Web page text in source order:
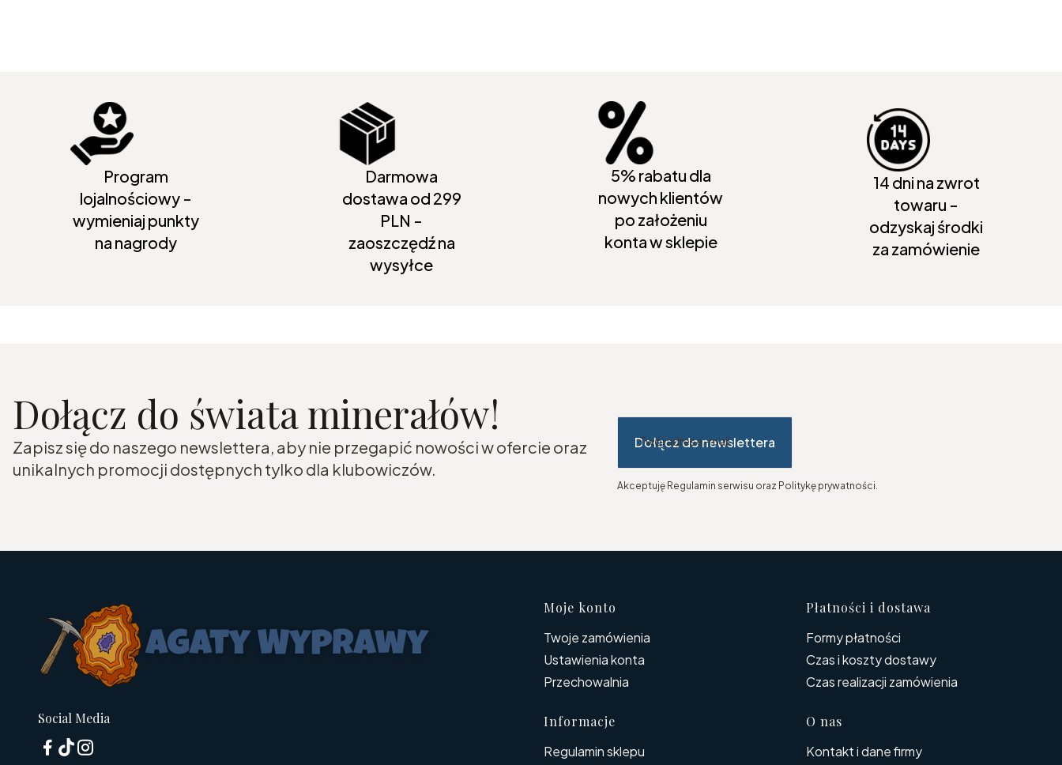
Program
lojalnościowy -
wymieniaj punkty
na nagrody
Darmowa
dostawa od 299
PLN -
zaoszczędź na
wysyłce
5% rabatu dla
nowych klientów
po założeniu
konta w sklepie
14 dni na zwrot
towaru -
odzyskaj środki
za zamówienie
Dołącz do świata minerałów!
Zapisz się do naszego newslettera, aby nie przegapić nowości w ofercie oraz
unikalnych promocji dostępnych tylko dla klubowiczów.
Twój adres e-mail
Dołącz do newslettera
Akceptuję Regulamin serwisu oraz Politykę prywatności.
Social Media
Linki w stopce
Moje konto
Twoje zamówienia
Ustawienia konta
Przechowalnia
Płatności i dostawa
Formy płatności
Czas i koszty dostawy
Czas realizacji zamówienia
Informacje
Regulamin sklepu
O nas
Kontakt i dane firmy